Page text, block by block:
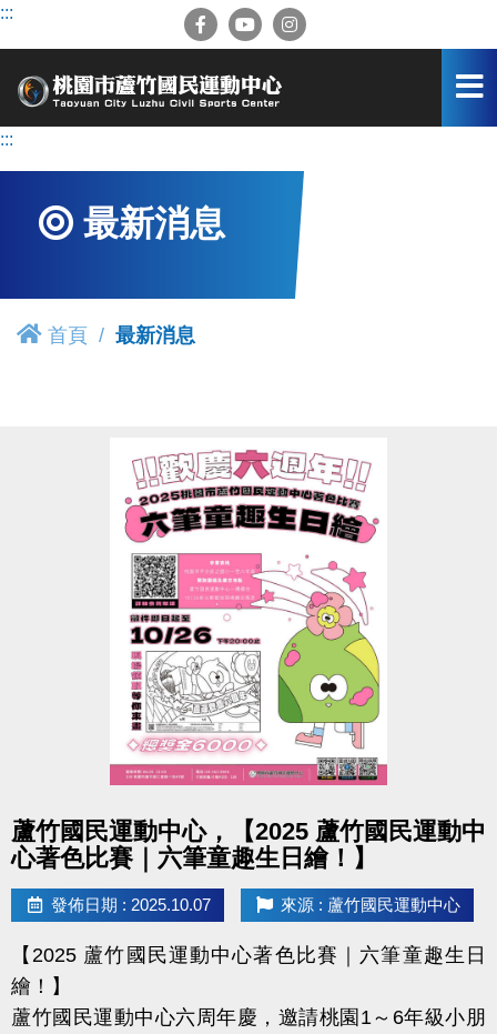
跳
容
:::
:::
最新消息
首頁 最新消息
蘆竹國民運動中心，【2025 蘆竹國民運動中
心著色比賽｜六筆童趣生日繪！】
發佈日期 : 2025.10.07 來源 : 蘆竹國民運動中心
【2025 蘆竹國民運動中心著色比賽｜六筆童趣生日
繪！】
蘆竹國民運動中心六周年慶，邀請桃園1～6年級小朋